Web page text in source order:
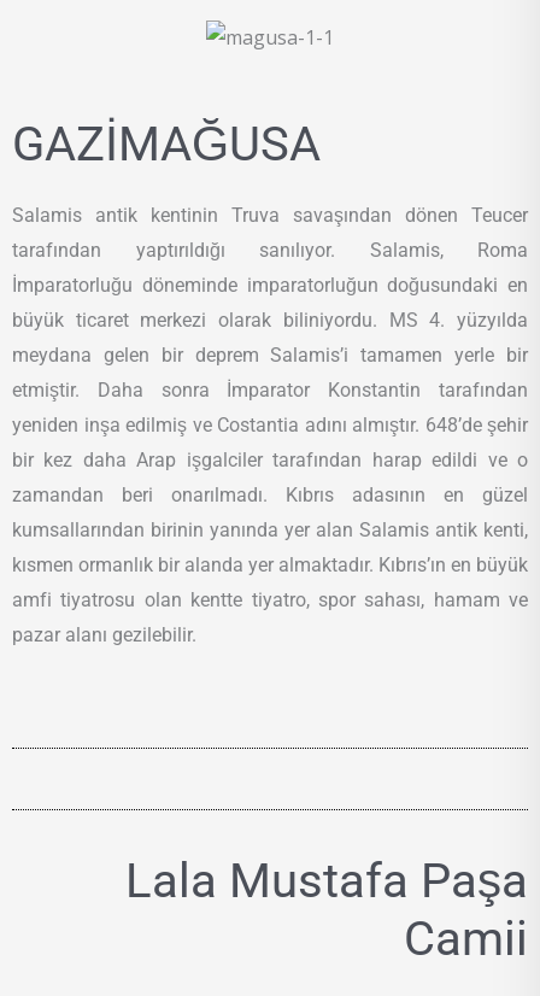
GAZİMAĞUSA
Salamis antik kentinin Truva savaşından dönen Teucer
tarafından yaptırıldığı sanılıyor. Salamis, Roma
İmparatorluğu döneminde imparatorluğun doğusundaki en
büyük ticaret merkezi olarak biliniyordu. MS 4. yüzyılda
meydana gelen bir deprem Salamis’i tamamen yerle bir
etmiştir. Daha sonra İmparator Konstantin tarafından
yeniden inşa edilmiş ve Costantia adını almıştır. 648’de şehir
bir kez daha Arap işgalciler tarafından harap edildi ve o
zamandan beri onarılmadı. Kıbrıs adasının en güzel
kumsallarından birinin yanında yer alan Salamis antik kenti,
kısmen ormanlık bir alanda yer almaktadır. Kıbrıs’ın en büyük
amfi tiyatrosu olan kentte tiyatro, spor sahası, hamam ve
pazar alanı gezilebilir.
Lala Mustafa Paşa
Camii